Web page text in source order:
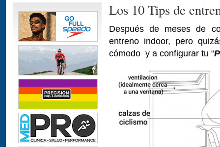
Los 10 Tips de
Después de meses de
entreno indoor, pero
cómodo y a configurar tu “